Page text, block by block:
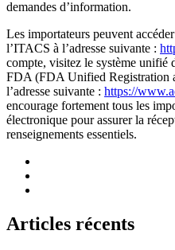
demandes d’information.
Les importateurs peuvent
l’ITACS à l’adresse suivante :
compte, visitez le système unifié
FDA (FDA Unified Registration
l’adresse suivante : https://
encourage fortement tous les
électronique pour assurer la
renseignements essentiels.
Articles récents